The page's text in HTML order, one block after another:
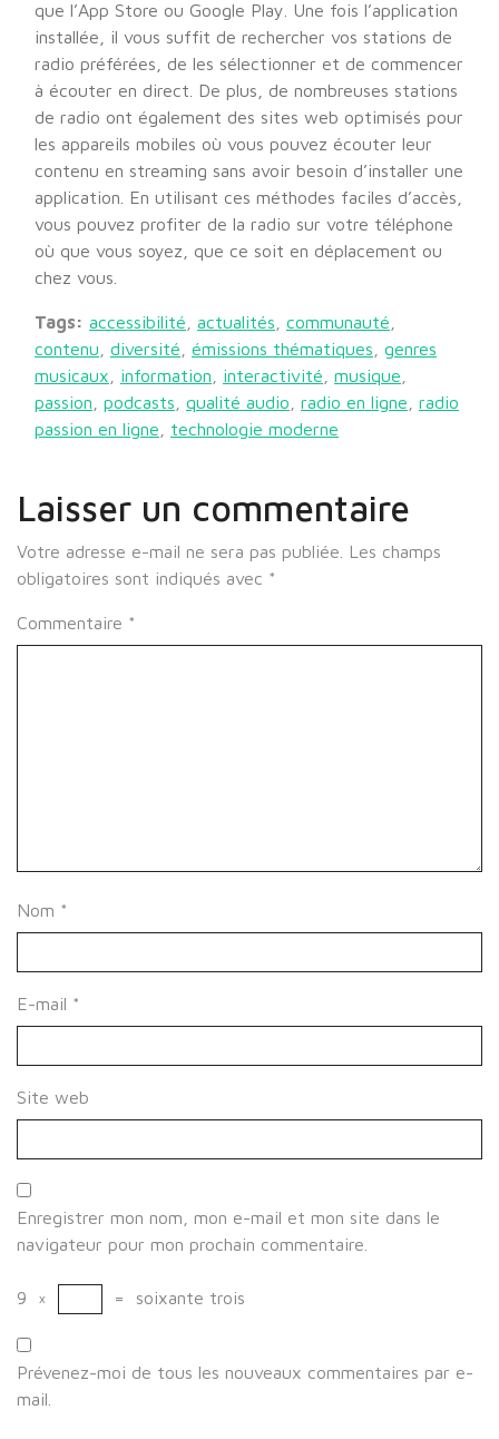
que l’App Store ou Google Play. Une fois l’application
installée, il vous suffit de rechercher vos stations de
radio préférées, de les sélectionner et de commencer
à écouter en direct. De plus, de nombreuses stations
de radio ont également des sites web optimisés pour
les appareils mobiles où vous pouvez écouter leur
contenu en streaming sans avoir besoin d’installer une
application. En utilisant ces méthodes faciles d’accès,
vous pouvez profiter de la radio sur votre téléphone
où que vous soyez, que ce soit en déplacement ou
chez vous.
Tags: accessibilité actualités communauté
contenu
diversité émissions thématiques
genres
musicaux
information interactivité musique
passion
podcasts qualité audio radio en ligne
radio
passion en ligne
technologie moderne
Laisser un commentaire
Votre adresse e-mail ne sera pas publiée.
Les champs
obligatoires sont indiqués avec *
Commentaire *
Nom *
E-mail *
Site web
Enregistrer mon nom, mon e-mail et mon site dans le
navigateur pour mon prochain commentaire.
9 × = soixante trois
Prévenez-moi de tous les nouveaux commentaires par e-
mail.